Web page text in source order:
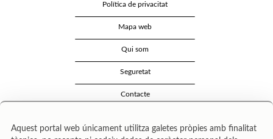
Política de privacitat
Mapa web
Qui som
Seguretat
Contacte
Aquest portal web únicament utilitza galetes pròpies amb finalitat